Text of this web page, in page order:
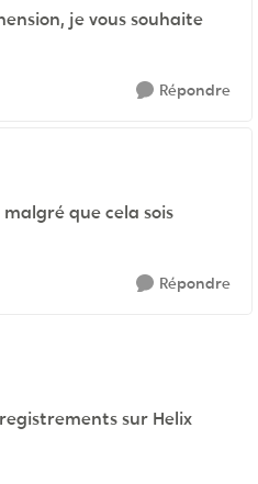
je vous souhaite
Répondre
que cela sois
Répondre
sur Helix